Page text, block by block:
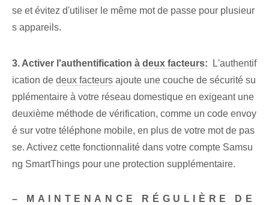
se et évitez d'utiliser le même mot de passe pour plusieur
s appareils.
3. Activer l'⁢authentification à deux facteurs: ​ L'authentif
ication de deux facteurs ⁤ajoute une couche de sécurité su
pplémentaire⁣ à votre⁢ réseau domestique ⁢en exigeant une
deuxième méthode de vérification, ‌comme un code envoy
é sur votre téléphone mobile, en plus de votre mot de pas
se. Activez cette fonctionnalité dans votre compte Samsu
ng SmartThings pour une protection supplémentaire.
– MAINTENANCE RÉGULIÈRE DE